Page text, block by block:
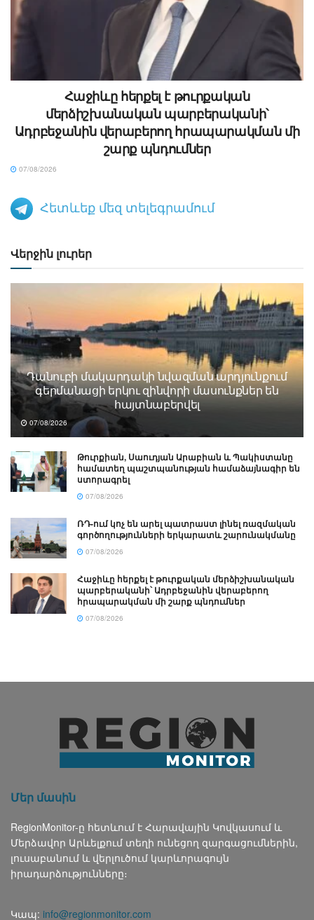
Հաջիևը հերքել է թուրքական
մերձիշխանական պարբերականի՝
Ադրբեջանին վերաբերող հրապարակման մի
շարք պնդումներ
07/08/2026
Հետևեք մեզ տելեգրամում
Վերջին լուրեր
Դանուբի մակարդակի նվազման արդյունքում
գերմանացի երկու զինվորի մասունքներ են
հայտնաբերվել
07/08/2026
Թուրքիան, Սաուդյան Արաբիան և Պակիստանը
համատեղ պաշտպանության համաձայնագիր են
ստորագրել
07/08/2026
ՌԴ-ում կոչ են արել պատրաստ լինել ռազմական
գործողությունների երկարատև շարունակմանը
07/08/2026
Հաջիևը հերքել է թուրքական մերձիշխանական
պարբերականի՝ Ադրբեջանին վերաբերող
հրապարակման մի շարք պնդումներ
07/08/2026
Մեր մասին
RegionMonitor-ը հետևում է Հարավային Կովկասում և
Մերձավոր Արևելքում տեղի ունեցող զարգացումներին,
լուսաբանում և վերլուծում կարևորագույն
իրադարձությունները։
Կապ: info@regionmonitor.com